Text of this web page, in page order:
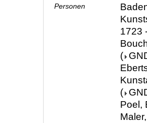
Personen
1723
(
(
Poel,